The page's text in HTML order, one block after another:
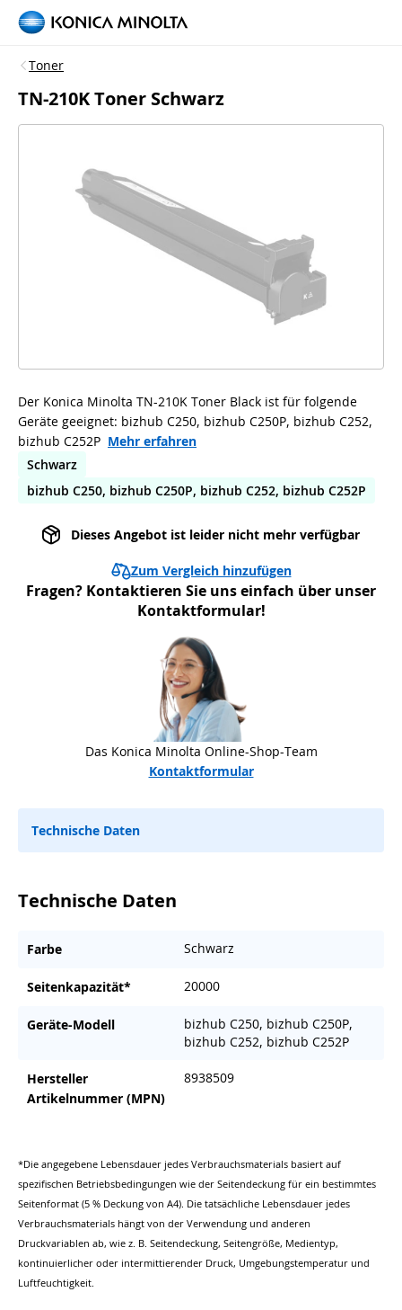
Toner
TN-210K Toner Schwarz
Der Konica Minolta TN-210K Toner Black ist für folgende
Geräte geeignet: bizhub C250, bizhub C250P, bizhub C252,
bizhub C252P Mehr erfahren
Schwarz
bizhub C250, bizhub C250P, bizhub C252, bizhub C252P
Dieses Angebot ist leider nicht mehr verfügbar
Zum Vergleich hinzufügen
Fragen? Kontaktieren Sie uns einfach über unser
Kontaktformular!
Das Konica Minolta Online-Shop-Team
Kontaktformular
Technische Daten
Technische Daten
Farbe Schwarz
Seitenkapazität* 20000
Geräte-Modell
bizhub C250, bizhub C250P,
bizhub C252, bizhub C252P
Hersteller
Artikelnummer (MPN)
8938509
*Die angegebene Lebensdauer jedes Verbrauchsmaterials basiert auf
spezifischen Betriebsbedingungen wie der Seitendeckung für ein bestimmtes
Seitenformat (5 % Deckung von A4). Die tatsächliche Lebensdauer jedes
Verbrauchsmaterials hängt von der Verwendung und anderen
Druckvariablen ab, wie z. B. Seitendeckung, Seitengröße, Medientyp,
kontinuierlicher oder intermittierender Druck, Umgebungstemperatur und
Luftfeuchtigkeit.